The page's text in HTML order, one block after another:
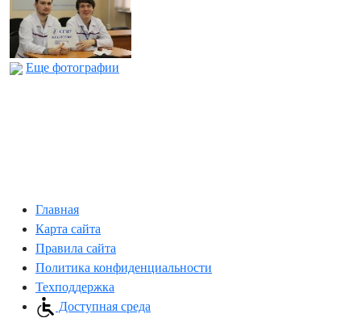
Еще фотографии
Главная
Карта сайта
Правила сайта
Политика конфиденциальности
Техподдержка
Доступная среда